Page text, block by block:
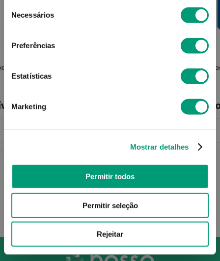
Necessários
Preferências
Estatísticas
Marketing
Mostrar detalhes
Permitir todos
Permitir seleção
Rejeitar
Silic
NOTIFICAR-ME